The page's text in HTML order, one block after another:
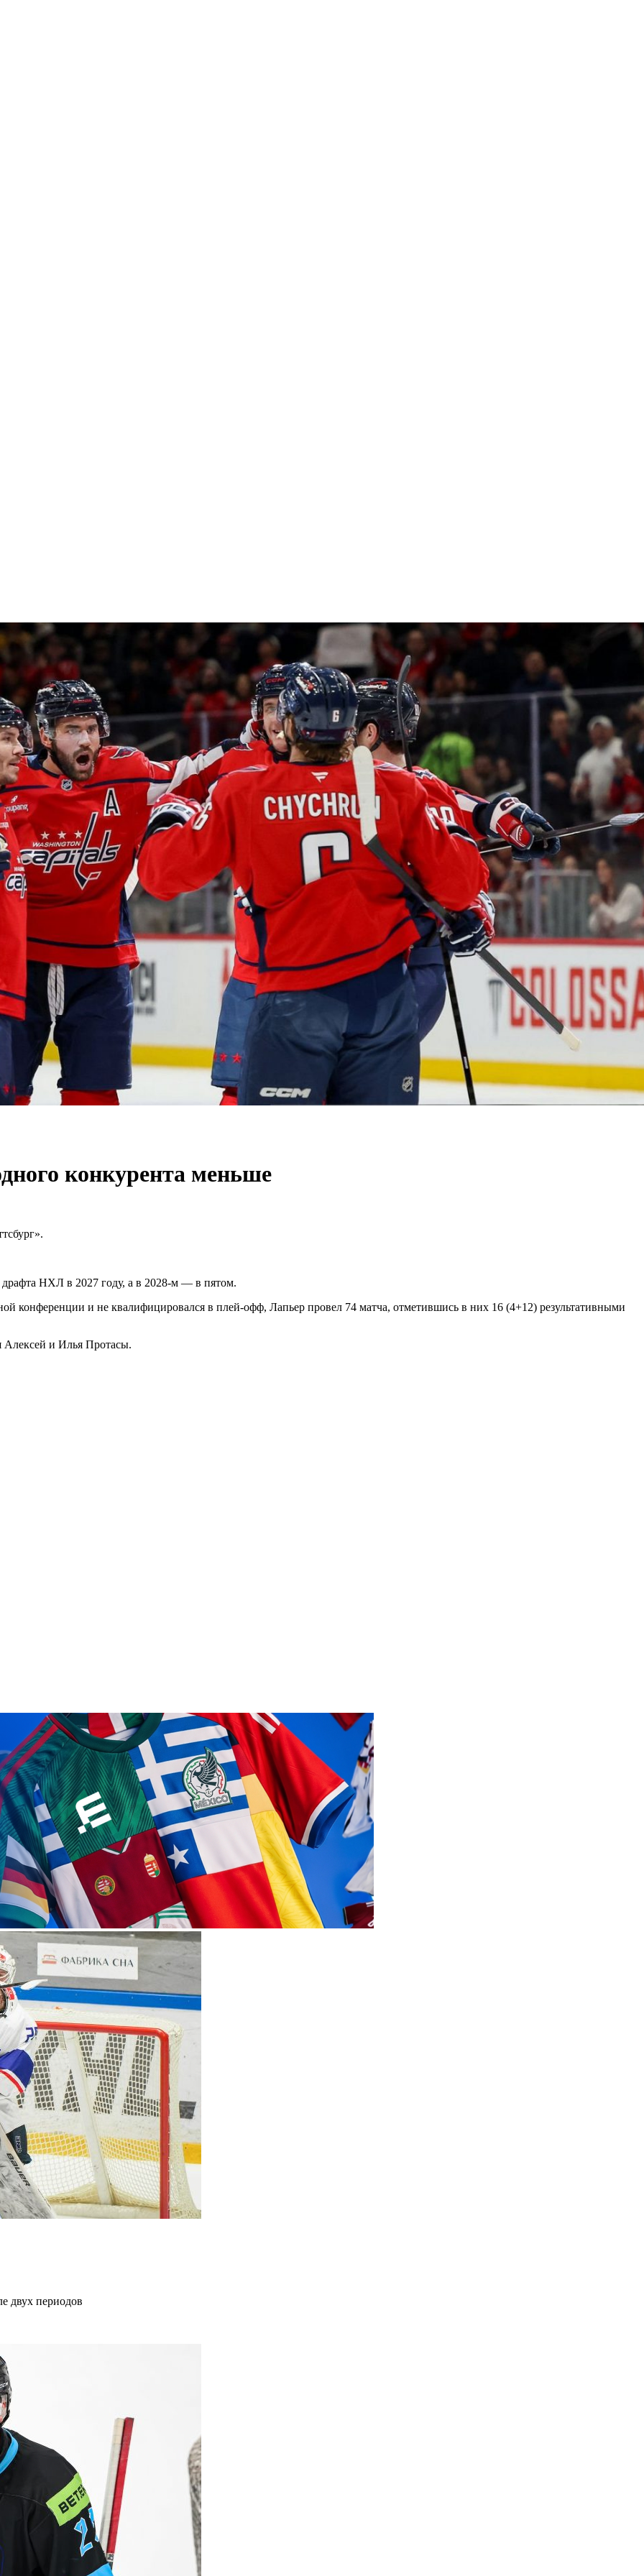
конкурента меньше
НХЛ в 2027 году, а в 2028-м — в пятом.
конференции и не квалифицировался в плей-офф, Лапьер провел 74 матча, отметившись в них 16 (4+12) результативными
и Илья Протасы.
двух периодов